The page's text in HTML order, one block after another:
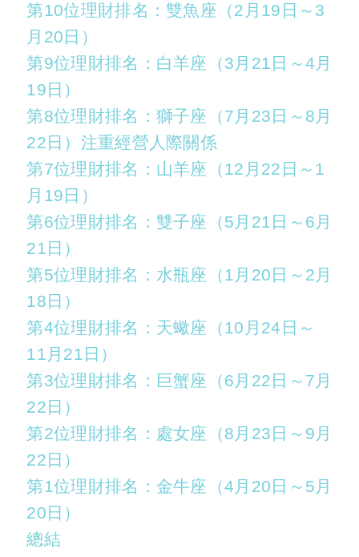
第10位理財排名：雙魚座（2月19日～3
月20日）
第9位理財排名：白羊座（3月21日～4月
19日）
第8位理財排名：獅子座（7月23日～8月
22日）注重經營人際關係
第7位理財排名：山羊座（12月22日～1
月19日）
第6位理財排名：雙子座（5月21日～6月
21日）
第5位理財排名：水瓶座（1月20日～2月
18日）
第4位理財排名：天蠍座（10月24日～
11月21日）
第3位理財排名：巨蟹座（6月22日～7月
22日）
第2位理財排名：處女座（8月23日～9月
22日）
第1位理財排名：金牛座（4月20日～5月
20日）
總結